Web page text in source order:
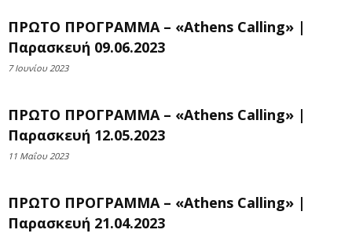
ΠΡΩΤΟ ΠΡΟΓΡΑΜΜΑ – «Athens Calling» |
Παρασκευή 09.06.2023
7 Ιουνίου 2023
ΠΡΩΤΟ ΠΡΟΓΡΑΜΜΑ – «Athens Calling» |
Παρασκευή 12.05.2023
11 Μαΐου 2023
ΠΡΩΤΟ ΠΡΟΓΡΑΜΜΑ – «Athens Calling» |
Παρασκευή 21.04.2023